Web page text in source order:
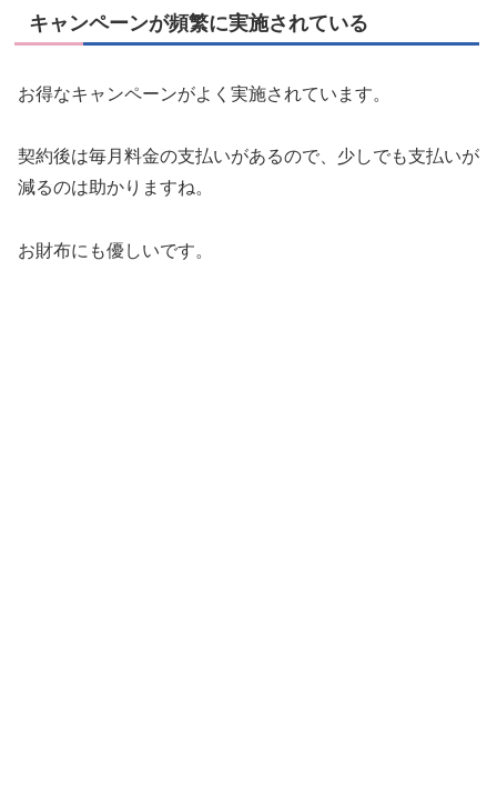
キャンペーンが頻繁に実施されている
お得なキャンペーンがよく実施されています。
契約後は毎月料金の支払いがあるので、少しでも支払いが
減るのは助かりますね。
お財布にも優しいです。